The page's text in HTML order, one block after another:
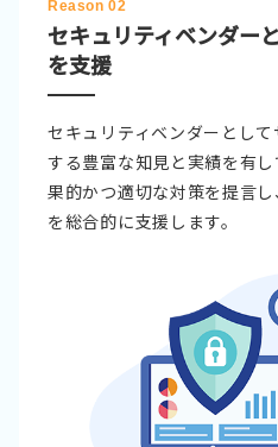
Reason 02
セキュリティベンダー
を支援
セキュリティベンダーとし
する豊富な知見と実績を有
果的かつ適切な対策を提言
を総合的に支援します。